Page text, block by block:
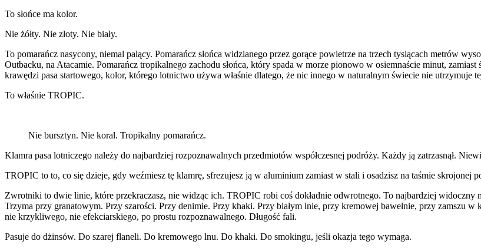
To słońce ma kolor.
Nie żółty. Nie złoty. Nie biały.
To pomarańcz nasycony, niemal palący. Pomarańcz słońca widzianego przez gorące powietrze na trzech tysiącach metrów
Outbacku, na Atacamie. Pomarańcz tropikalnego zachodu słońca, który spada w morze pionowo w osiemnaście minut,
krawędzi pasa startowego, kolor, którego lotnictwo używa właśnie dlatego, że nic innego w naturalnym świecie nie utrzymuje
To właśnie TROPIC.
Nie bursztyn. Nie koral. Tropikalny pomarańcz.
Klamra pasa lotniczego należy do najbardziej rozpoznawalnych przedmiotów współczesnej podróży. Każdy ją zatrzasnął.
TROPIC to to, co się dzieje, gdy weźmiesz tę klamrę, sfrezujesz ją w aluminium zamiast w stali i osadzisz na taśmie
Zwrotniki to dwie linie, które przekraczasz, nie widząc ich. TROPIC robi coś dokładnie odwrotnego. To najbardziej
Trzyma przy granatowym. Przy szarości. Przy denimie. Przy khaki. Przy białym lnie, przy kremowej bawełnie, przy zamszu
nie krzykliwego, nie efekciarskiego, po prostu rozpoznawalnego. Długość fali.
Pasuje do dżinsów. Do szarej flaneli. Do kremowego lnu. Do khaki. Do smokingu, jeśli okazja tego wymaga.